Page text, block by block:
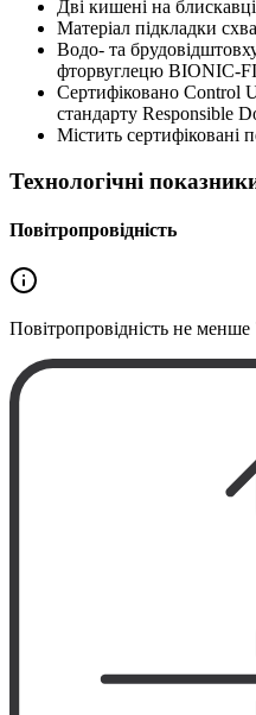
Дві кишені на блискавці
Матеріал підкладки
Водо- та
фторвуглецю BIONIC-
Сертифіковано Control
стандарту Responsible
Містить сертифіковані
Технологічні
Повітропровідність
Повітропровідність не менше